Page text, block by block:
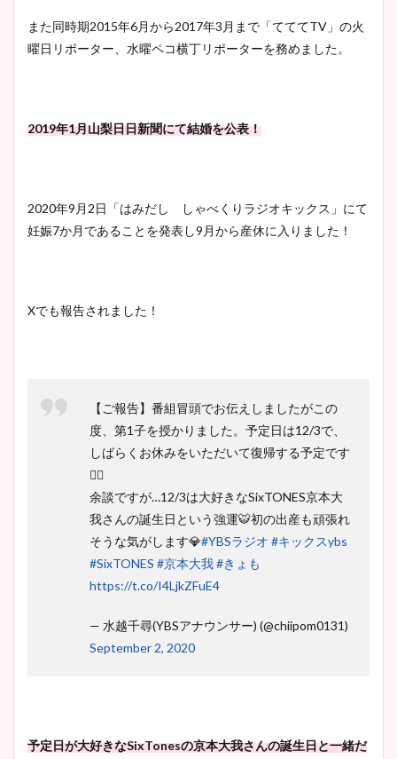
また同時期2015年6月から2017年3月まで「てててTV」の火
曜日リポーター、水曜ペコ横丁リポーターを務めました。
2019年1月山梨日日新聞にて結婚を公表！
2020年9月2日「はみだし しゃべくりラジオキックス」にて
妊娠7か月であることを発表し9月から産休に入りました！
Xでも報告されました！
【ご報告】番組冒頭でお伝えしましたがこの
度、第1子を授かりました。予定日は12/3で、
しばらくお休みをいただいて復帰する予定です
🙇‍♀️
余談ですが…12/3は大好きなSixTONES京本大
我さんの誕生日という強運🐯初の出産も頑張れ
そうな気がします💎#YBSラジオ #キックスybs
#SixTONES #京本大我#きょも
https://t.co/I4LjkZFuE4
— 水越千尋(YBSアナウンサー) (@chiipom0131)
September 2, 2020
予定日が大好きなSixTonesの京本大我さんの誕生日と一緒だ